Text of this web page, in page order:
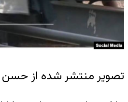
تصویر منتشر شده از حسن